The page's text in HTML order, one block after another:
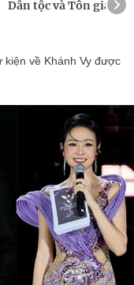
Dân tộc và Tôn giáo